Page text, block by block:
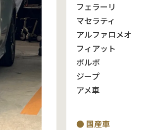
フェラーリ
マセラティ
アルファロメオ
フィアット
ボルボ
ジープ
アメ車
● 国産車